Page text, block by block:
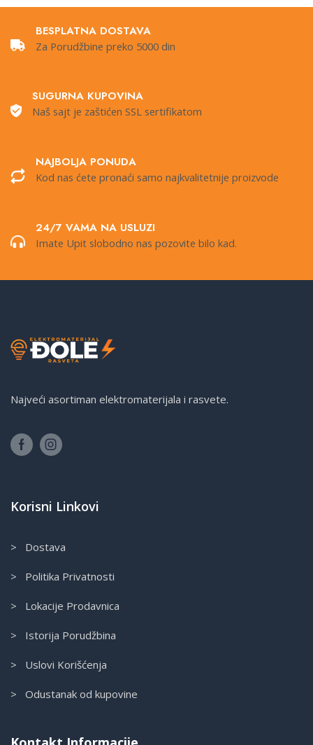
BESPLATNA DOSTAVA
Za Porudžbine preko 5000 din
SUGURNA KUPOVINA
Naš sajt je zaštićen SSL sertifikatom
NAJBOLJA PONUDA
Kod nas ćete pronaći samo najkvalitetnije proizvode
24/7 VAMA NA USLUZI
Imate Upit slobodno nas pozovite bilo kad.
Najveći asortiman elektromaterijala i rasvete.
Korisni Linkovi
> Dostava
> Politika Privatnosti
> Lokacije Prodavnica
> Istorija Porudžbina
> Uslovi Korišćenja
> Odustanak od kupovine